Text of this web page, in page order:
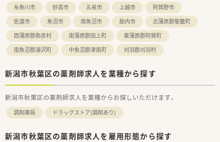
糸魚川市
妙高市 五泉市 上越市
阿賀野市
佐渡市
魚沼市 南魚沼市 胎内市
北蒲原郡聖籠町
西蒲原郡弥彦村
南蒲原郡田上町
東蒲原郡阿賀町
南魚沼郡湯沢町
中魚沼郡津南町 刈羽郡刈羽村
新潟市秋葉区の薬剤師求人を業種から探す
新潟市秋葉区の薬剤師求人を業種からお探しいただけます。
調剤薬局 ドラッグストア(調剤あり)
新潟市秋葉区の薬剤師求人を雇用形態から探す